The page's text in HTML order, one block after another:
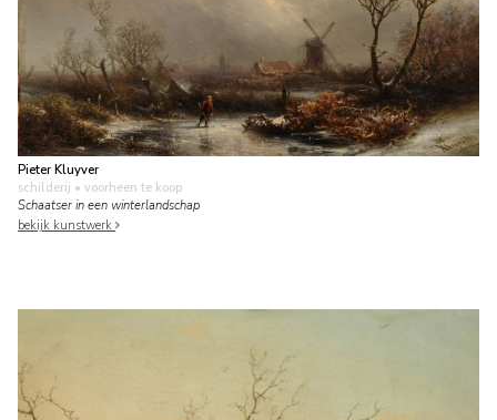
Pieter Kluyver
schilderij • voorheen te koop
Schaatser in een winterlandschap
bekijk kunstwerk